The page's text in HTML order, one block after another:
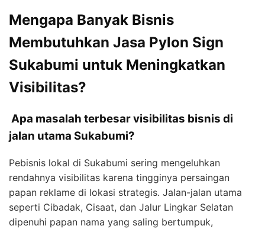
Mengapa Banyak Bisnis
Membutuhkan Jasa Pylon Sign
Sukabumi untuk Meningkatkan
Visibilitas?
Apa masalah terbesar visibilitas bisnis di
jalan utama Sukabumi?
Pebisnis lokal di Sukabumi sering mengeluhkan
rendahnya visibilitas karena tingginya persaingan
papan reklame di lokasi strategis. Jalan-jalan utama
seperti Cibadak, Cisaat, dan Jalur Lingkar Selatan
dipenuhi papan nama yang saling bertumpuk,